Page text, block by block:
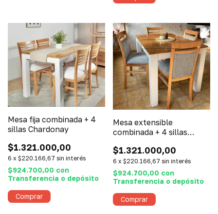
Mesa fija combinada + 4
sillas Chardonay
$1.321.000,00
6 x $220.166,67 sin interés
$924.700,00 con
Transferencia o depósito
Mesa extensible
combinada + 4 sillas
$1.321.000,00
6 x $220.166,67 sin interés
$924.700,00 con
Transferencia o depósito